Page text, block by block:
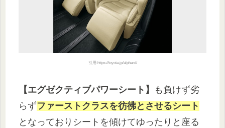
引用:https://toyota.jp/alphard/
【エグゼクティブパワーシート】
も負けず劣
らずファーストクラスを彷彿とさせるシート
となっておりシートを傾けてゆったりと座る